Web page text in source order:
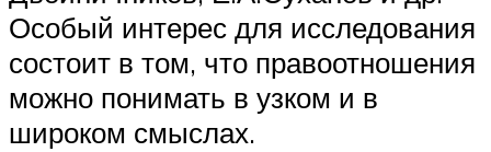
Особый интерес для исследования
состоит в том, что правоотношения
можно понимать в узком и в
широком смыслах.